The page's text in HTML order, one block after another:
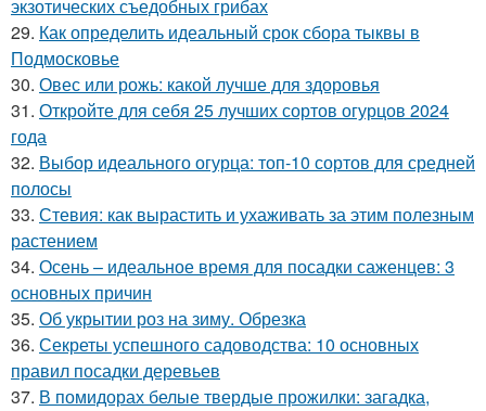
экзотических съедобных грибах
29. Как определить идеальный срок сбора тыквы в
Подмосковье
30. Овес или рожь: какой лучше для здоровья
31. Откройте для себя 25 лучших сортов огурцов 2024
года
32. Выбор идеального огурца: топ-10 сортов для средней
полосы
33. Стевия: как вырастить и ухаживать за этим полезным
растением
34. Осень – идеальное время для посадки саженцев: 3
основных причин
35. Об укрытии роз на зиму. Обрезка
36. Секреты успешного садоводства: 10 основных
правил посадки деревьев
37. В помидорах белые твердые прожилки: загадка,